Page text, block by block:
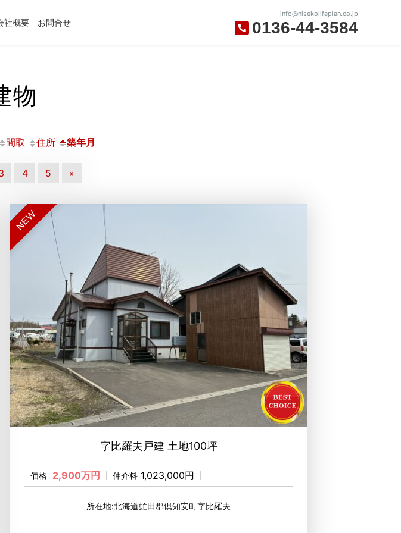
社概要 お問合せ
info@nisekolifeplan.co.jp
0136-44-3584
物
間取 住所 築年月
4 5 »
NEW
字比羅夫戸建 土地100坪
価格 2,900万円 仲介料 1,023,000円
所在地:北海道虻田郡倶知安町字比羅夫